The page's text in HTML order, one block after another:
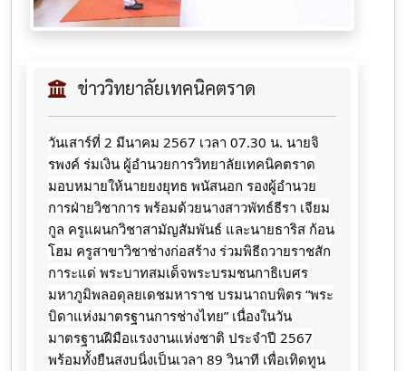
ข่าววิทยาลัยเทคนิคตราด
วันเสาร์ที่ 2 มีนาคม 2567 เวลา 07.30 น. นายจิ
รพงค์ ร่มเงิน ผู้อำนวยการวิทยาลัยเทคนิคตราด
มอบหมายให้นายยงยุทธ พนัสนอก รองผู้อำนวย
การฝ่ายวิชาการ พร้อมด้วยนางสาวพัทธ์ธีรา เจียม
กูล ครูแผนกวิชาสามัญสัมพันธ์ และนายธาริส ก้อน
โฮม ครูสาขาวิชาช่างก่อสร้าง ร่วมพิธีถวายราชสัก
การะแด่ พระบาทสมเด็จพระบรมชนกาธิเบศร
มหาภูมิพลอดุลยเดชมหาราช บรมนาถบพิตร “พระ
บิดาแห่งมาตรฐานการช่างไทย” เนื่องในวัน
มาตรฐานฝีมือแรงงานแห่งชาติ ประจำปี 2567
พร้อมทั้งยืนสงบนิ่งเป็นเวลา 89 วินาที เพื่อเทิดทูน